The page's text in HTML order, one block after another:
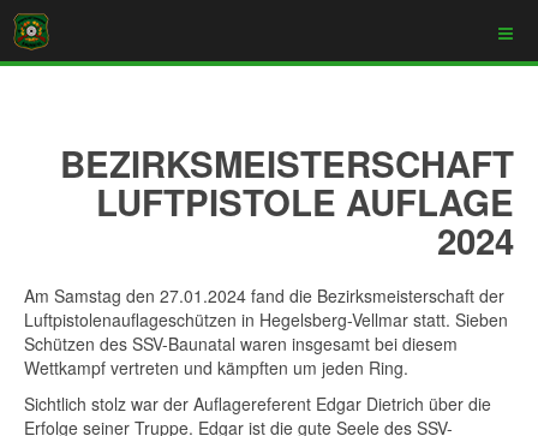
BEZIRKSMEISTERSCHAFT
LUFTPISTOLE AUFLAGE
2024
Am Samstag den 27.01.2024 fand die Bezirksmeisterschaft der
Luftpistolenauflageschützen in Hegelsberg-Vellmar statt. Sieben
Schützen des SSV-Baunatal waren insgesamt bei diesem
Wettkampf vertreten und kämpften um jeden Ring.
Sichtlich stolz war der Auflagereferent Edgar Dietrich über die
Erfolge seiner Truppe. Edgar ist die gute Seele des SSV-